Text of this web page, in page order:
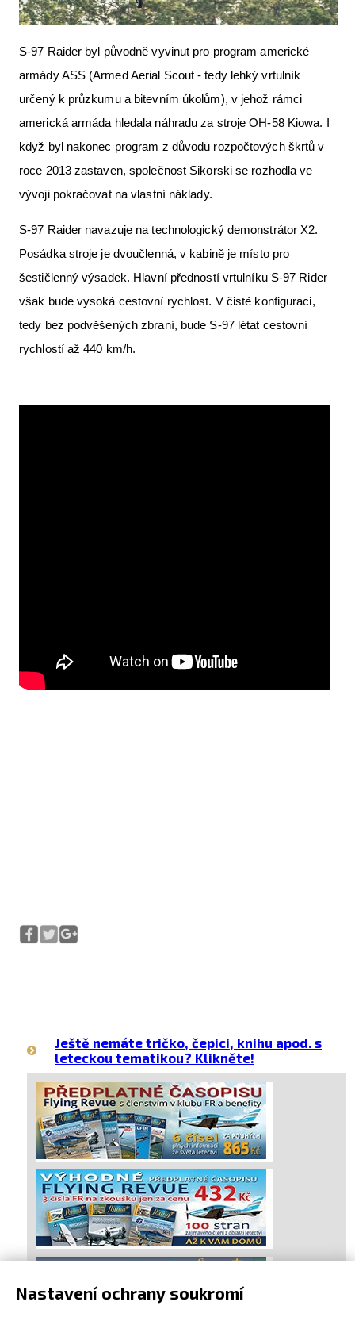
S-97 Raider byl původně vyvinut pro program americké
armády ASS (Armed Aerial Scout - tedy lehký vrtulník
určený k průzkumu a bitevním úkolům), v jehož rámci
americká armáda hledala náhradu za stroje OH-58 Kiowa. I
když byl nakonec program z důvodu rozpočtových škrtů v
roce 2013 zastaven, společnost Sikorski se rozhodla ve
vývoji pokračovat na vlastní náklady.
S-97 Raider navazuje na technologický demonstrátor X2.
Posádka stroje je dvoučlenná, v kabině je místo pro
šestičlenný výsadek. Hlavní předností vrtulníku S-97 Rider
však bude vysoká cestovní rychlost. V čisté konfiguraci,
tedy bez podvěšených zbraní, bude S-97 létat cestovní
rychlostí až 440 km/h.
Ještě nemáte tričko, čepici, knihu apod. s
leteckou tematikou? Klikněte!
Nastavení ochrany soukromí